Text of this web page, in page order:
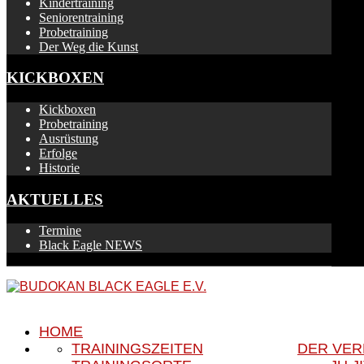
Seniorentraining
Probetraining
Der Weg die Kunst
KICKBOXEN
Kickboxen
Probetraining
Ausrüstung
Erfolge
Historie
AKTUELLES
Termine
Black Eagle NEWS
HOME
DER
TRAININGSZEITEN